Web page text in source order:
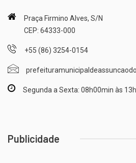
Praça Firmino Alves, S/N
CEP: 64333-000
+55 (86) 3254-0154
Segunda a Sexta: 08h00min às
Publicidade